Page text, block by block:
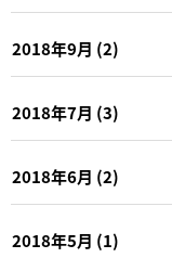
2018年9月 (2)
2018年7月 (3)
2018年6月 (2)
2018年5月 (1)